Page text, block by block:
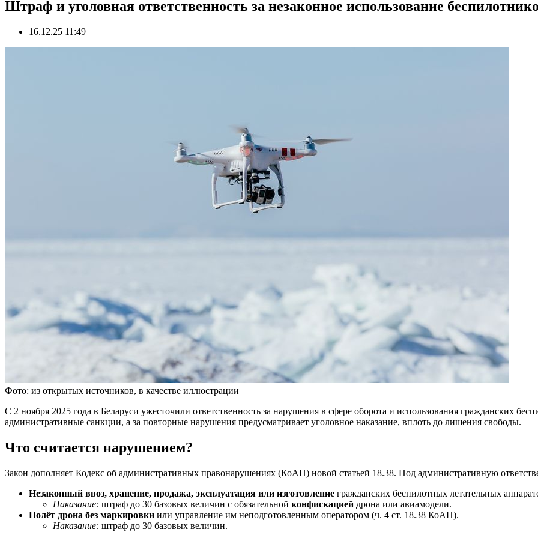
Штраф и уголовная ответственность за незаконное использование
16.12.25 11:49
Фото: из открытых источников, в качестве иллюстрации
С 2 ноября 2025 года в Беларуси ужесточили ответственность за нарушения в сфере оборота и использования гражданских
административные санкции, а за повторные нарушения предусматривает уголовное наказание, вплоть до лишения свободы.
Что считается нарушением?
Закон дополняет Кодекс об административных правонарушениях (КоАП) новой статьей 18.38. Под административную
Незаконный ввоз, хранение, продажа, эксплуатация или изготовление гражданских беспилотных летательных
Наказание: штраф до 30 базовых величин с обязательной конфискацией дрона или авиамодели.
Полёт дрона без маркировки или управление им неподготовленным оператором (ч. 4 ст. 18.38 КоАП).
Наказание: штраф до 30 базовых величин.